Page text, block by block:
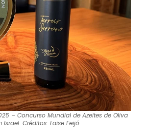
– Concurso Mundial de Azeites de Oliva
Créditos: Laise Feijó.